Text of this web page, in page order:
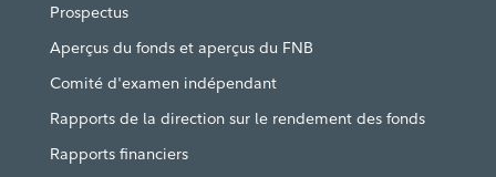
Prospectus
Aperçus du fonds et aperçus du FNB
Comité d'examen indépendant
Rapports de la direction sur le rendement des fonds
Rapports financiers